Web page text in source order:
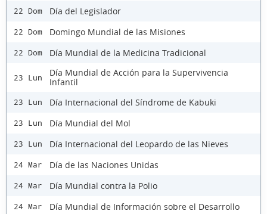
22 Dom Día del Legislador
22 Dom Domingo Mundial de las Misiones
22 Dom Día Mundial de la Medicina Tradicional
23 Lun
Día Mundial de Acción para la Supervivencia
Infantil
23 Lun Día Internacional del Síndrome de Kabuki
23 Lun Día Mundial del Mol
23 Lun Día Internacional del Leopardo de las Nieves
24 Mar Día de las Naciones Unidas
24 Mar Día Mundial contra la Polio
24 Mar Día Mundial de Información sobre el Desarrollo